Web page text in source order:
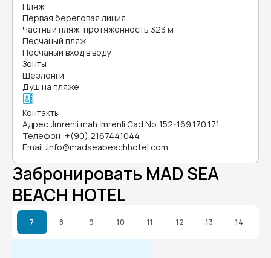
Пляж
Первая береговая линия
Частный пляж, протяженность 323 м
Песчаный пляж
Песчаный вход в воду
Зонты
Шезлонги
Душ на пляже
Контакты
Адрес :İmrenli mah.İmrenli Cad No:152-169,170,171
Телефон :+(90) 2167441044
Email :info@madseabeachhotel.com
Забронировать MAD SEA
BEACH HOTEL
7 8 9 10 11 12 13 14